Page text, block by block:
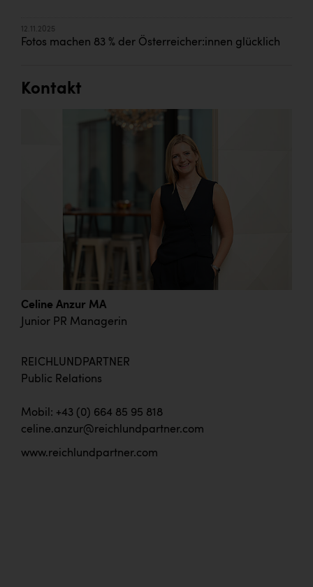
12.11.2025
Fotos machen 83 % der Österreicher:innen glücklich
Kontakt
Celine Anzur MA
Junior PR Managerin
REICHLUNDPARTNER
Public Relations
Mobil: +43 (0) 664 85 95 818
celine.anzur@reichlundpartner.com
www.reichlundpartner.com